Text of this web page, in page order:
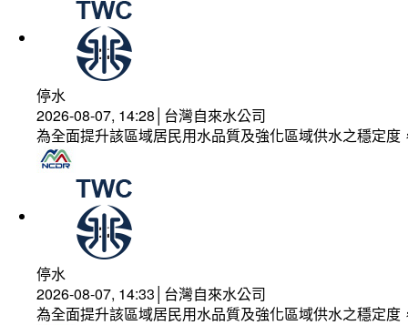
停水
2026-08-07, 14:28│台灣自來水公司
為全面提升該區域居民用水品質及強化區域供水之穩定
停水
2026-08-07, 14:33│台灣自來水公司
為全面提升該區域居民用水品質及強化區域供水之穩定